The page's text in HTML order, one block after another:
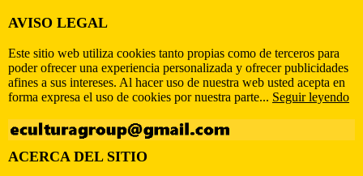
AVISO LEGAL
Este sitio web utiliza cookies tanto propias como de terceros para
poder ofrecer una experiencia personalizada y ofrecer publicidades
afines a sus intereses. Al hacer uso de nuestra web usted acepta en
forma expresa el uso de cookies por nuestra parte... Seguir leyendo
ACERCA DEL SITIO